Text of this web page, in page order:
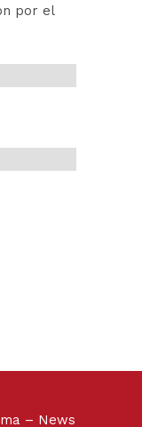
por el
– News